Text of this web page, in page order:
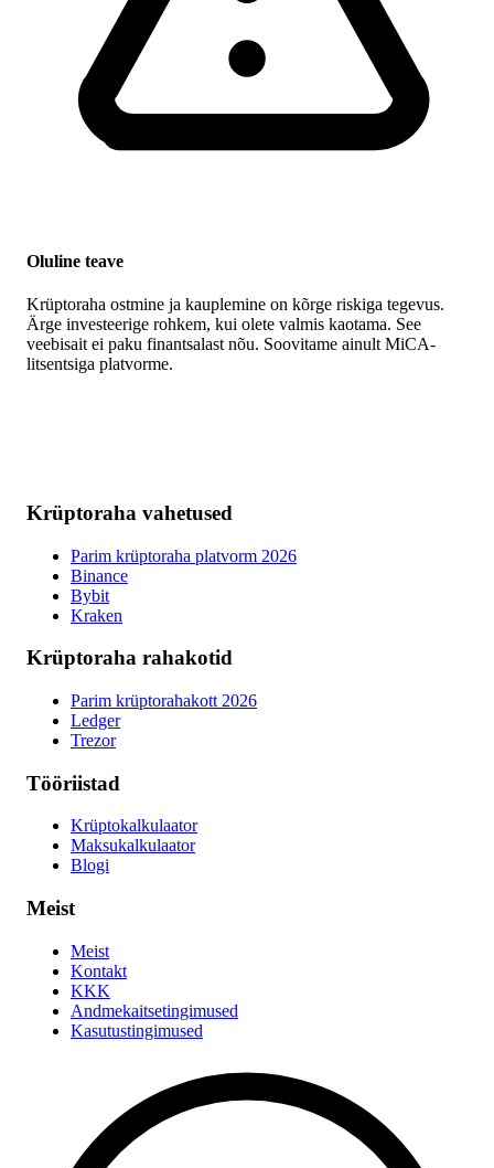
Oluline teave
Krüptoraha ostmine ja kauplemine on kõrge riskiga tegevus.
Ärge investeerige rohkem, kui olete valmis kaotama. See
veebisait ei paku finantsalast nõu. Soovitame ainult MiCA-
litsentsiga platvorme.
Krüptoraha vahetused
Parim krüptoraha platvorm 2026
Binance
Bybit
Kraken
Krüptoraha rahakotid
Parim krüptorahakott 2026
Ledger
Trezor
Tööriistad
Krüptokalkulaator
Maksukalkulaator
Blogi
Meist
Meist
Kontakt
KKK
Andmekaitsetingimused
Kasutustingimused